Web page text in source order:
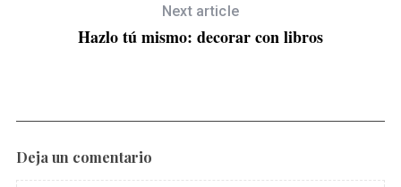
Next article
Hazlo tú mismo: decorar con libros
Deja un comentario